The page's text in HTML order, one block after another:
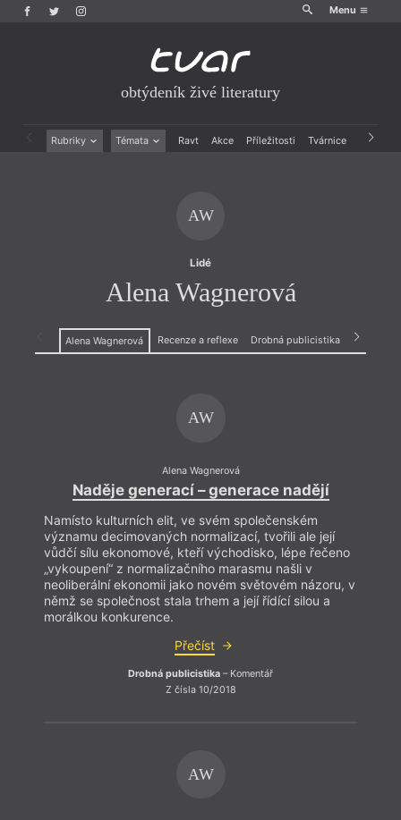
Menu
obtýdeník živé literatury
Rubriky Témata Ravt Akce Příležitosti Tvárnice Archiv
AW
Lidé
Alena Wagnerová
Alena Wagnerová Recenze a reflexe Drobná publicistika Reportáže
AW
Alena Wagnerová
Naděje generací – generace nadějí
Namísto kulturních elit, ve svém společenském
významu decimovaných normalizací, tvořili ale její
vůdčí sílu ekonomové, kteří východisko, lépe řečeno
„vykoupení“ z normalizačního marasmu našli v
neoliberální ekonomii jako novém světovém názoru, v
němž se společnost stala trhem a její řídící silou a
morálkou konkurence.
Přečíst
Drobná publicistika – Komentář
Z čísla 10/2018
AW